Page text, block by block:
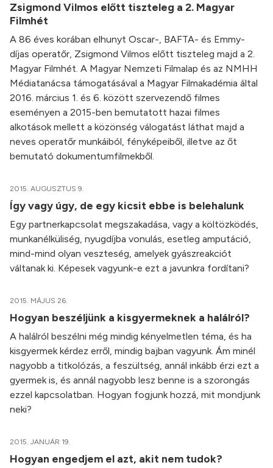
Zsigmond Vilmos előtt tiszteleg a 2. Magyar
Filmhét
A 86 éves korában elhunyt Oscar-, BAFTA- és Emmy-
díjas operatőr, Zsigmond Vilmos előtt tiszteleg majd a 2.
Magyar Filmhét. A Magyar Nemzeti Filmalap és az NMHH
Médiatanácsa támogatásával a Magyar Filmakadémia által
2016. március 1. és 6. között szervezendő filmes
eseményen a 2015-ben bemutatott hazai filmes
alkotások mellett a közönség válogatást láthat majd a
neves operatőr munkáiból, fényképeiből, illetve az őt
bemutató dokumentumfilmekből.
2015. AUGUSZTUS 9.
Így vagy úgy, de egy kicsit ebbe is belehalunk
Egy partnerkapcsolat megszakadása, vagy a költözködés,
munkanélküliség, nyugdíjba vonulás, esetleg amputáció,
mind-mind olyan veszteség, amelyek gyászreakciót
váltanak ki. Képesek vagyunk-e ezt a javunkra fordítani?
2015. MÁJUS 26.
Hogyan beszéljünk a kisgyermeknek a halálról?
A halálról beszélni még mindig kényelmetlen téma, és ha
kisgyermek kérdez erről, mindig bajban vagyunk. Ám minél
nagyobb a titkolózás, a feszültség, annál inkább érzi ezt a
gyermek is, és annál nagyobb lesz benne is a szorongás
ezzel kapcsolatban. Hogyan fogjunk hozzá, mit mondjunk
neki?
2015. JANUÁR 19.
Hogyan engedjem el azt, akit nem tudok?